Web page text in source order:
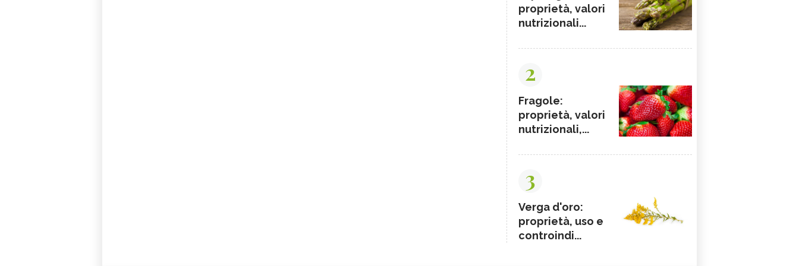
proprietà, valori
nutrizionali...
2
Fragole:
proprietà, valori
nutrizionali,...
3
Verga d'oro:
proprietà, uso e
controindi...